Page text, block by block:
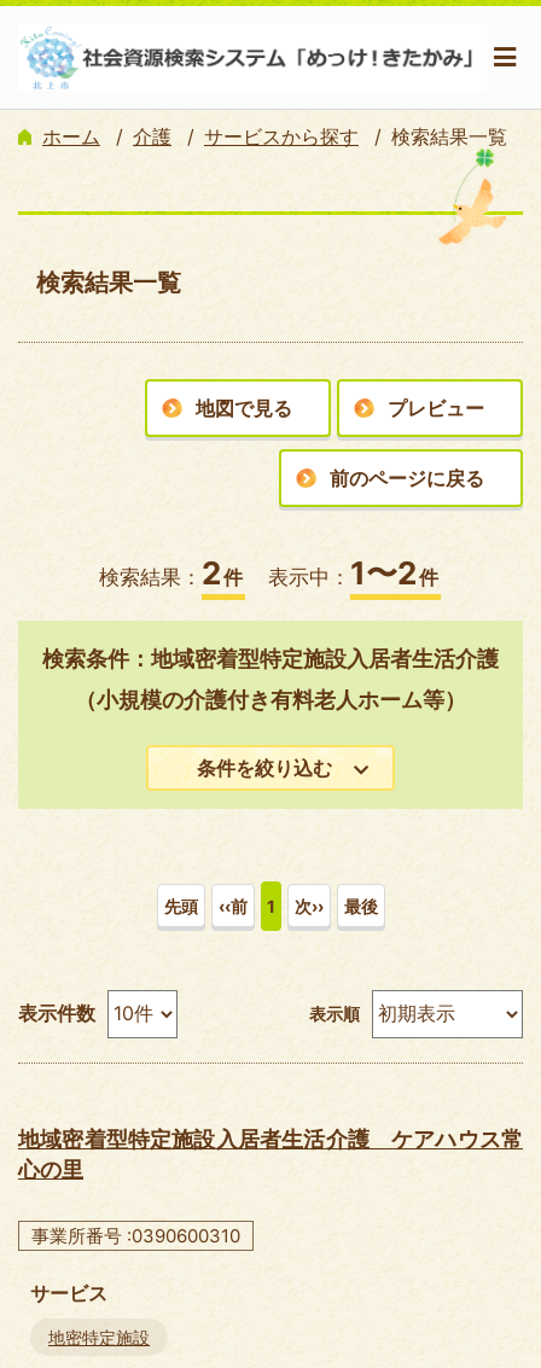
ホーム 介護 サービスから探す 検索結果一覧
検索結果一覧
地図で見る プレビュー
前のページに戻る
検索結果： 2件 表示中： 1〜2件
検索条件：地域密着型特定施設入居者生活介護
（小規模の介護付き有料老人ホーム等）
条件を絞り込む
表示件数
先頭 ‹‹前 1 次›› 最後
表示順
地域密着型特定施設入居者生活介護 ケアハウス常
心の里
事業所番号 :0390600310
サービス
地密特定施設